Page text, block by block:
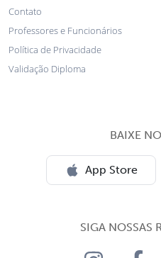
Contato
Professores e Funcionários
Política de Privacidade
Validação Diploma
BAIXE
App Store
SIGA NOSSAS